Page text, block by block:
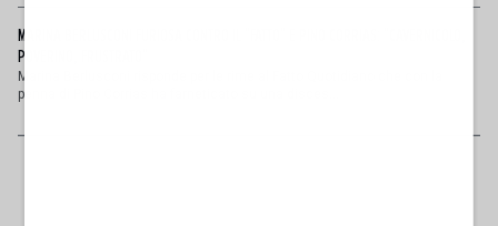
MARINA BERLUSCONI FURIOSA CONTRO IL "FATTO" E PINO CORRIAS: "CAVERNICOLO,
POVERINO, FRUSTRATO"
Marina Berlusconi risponde per le rime al Fatto Quotidiano che con la
penna di Pino Corrias ha farneticato su una disces...